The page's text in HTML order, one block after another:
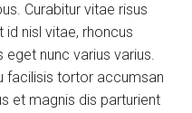
Curabitur vitae risus
nisl vitae, rhoncus
nunc varius varius.
facilisis tortor accumsan
et magnis dis parturient